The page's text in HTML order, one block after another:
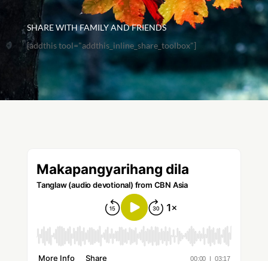
SHARE WITH FAMILY AND FRIENDS
[addthis tool="addthis_inline_share_toolbox"]